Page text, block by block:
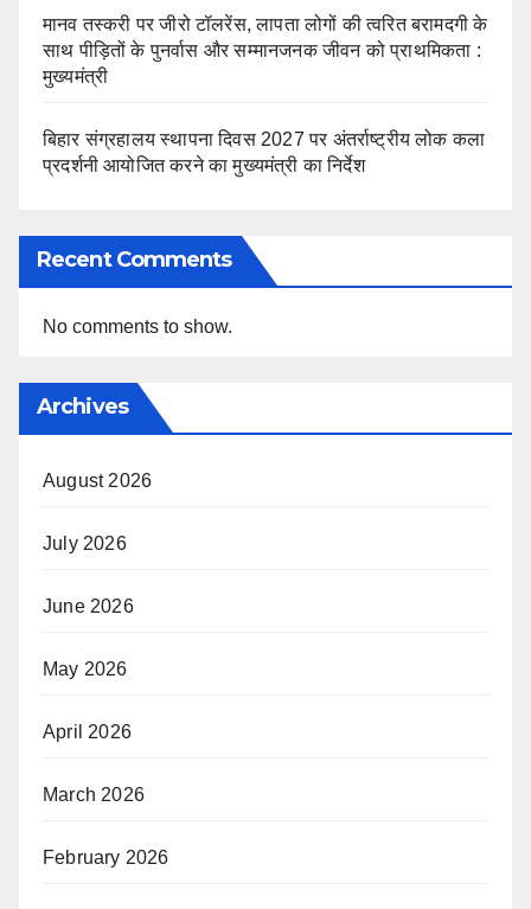
मानव तस्करी पर जीरो टॉलरेंस, लापता लोगों की त्वरित बरामदगी के
साथ पीड़ितों के पुनर्वास और सम्मानजनक जीवन को प्राथमिकता :
मुख्यमंत्री
बिहार संग्रहालय स्थापना दिवस 2027 पर अंतर्राष्ट्रीय लोक कला
प्रदर्शनी आयोजित करने का मुख्यमंत्री का निर्देश
Recent Comments
No comments to show.
Archives
August 2026
July 2026
June 2026
May 2026
April 2026
March 2026
February 2026